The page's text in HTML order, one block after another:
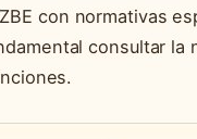
con normativas
consultar la